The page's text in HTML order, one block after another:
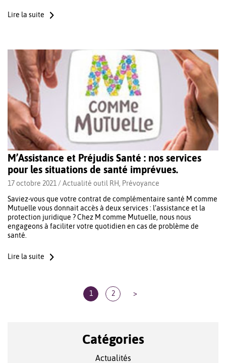
Lire la suite
M’Assistance et Préjudis Santé : nos services
pour les situations de santé imprévues.
17 octobre 2021 /Actualité outil RH, Prévoyance
Saviez-vous que votre contrat de complémentaire santé M comme
Mutuelle vous donnait accès à deux services : l’assistance et la
protection juridique ? Chez M comme Mutuelle, nous nous
engageons à faciliter votre quotidien en cas de problème de
santé.
Lire la suite
1 2 >
Catégories
Actualités